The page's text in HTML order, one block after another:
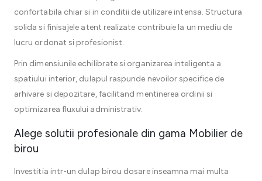
confortabila chiar si in conditii de utilizare intensa. Structura
solida si finisajele atent realizate contribuie la un mediu de
lucru ordonat si profesionist.
Prin dimensiunile echilibrate si organizarea inteligenta a
spatiului interior, dulapul raspunde nevoilor specifice de
arhivare si depozitare, facilitand mentinerea ordinii si
optimizarea fluxului administrativ.
Alege solutii profesionale din gama Mobilier de
birou
Investitia intr-un dulap birou dosare inseamna mai multa